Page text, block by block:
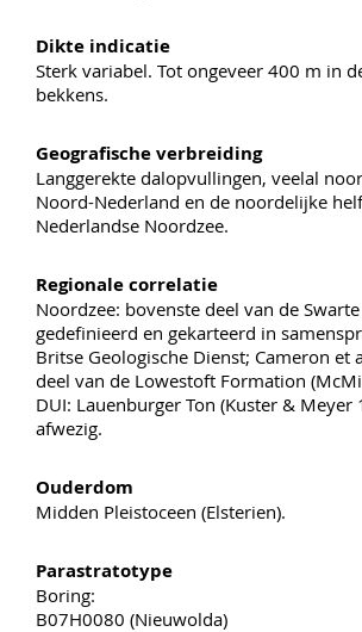
Dikte indicatie
Sterk variabel. Tot ongeveer 400 m in
bekkens.
Geografische verbreiding
Langgerekte dalopvullingen, veelal
Noord-Nederland en de noordelijke
Nederlandse Noordzee.
Regionale correlatie
Noordzee: bovenste deel van de
gedefinieerd en gekarteerd in
Britse Geologische Dienst; Cameron et
deel van de Lowestoft Formation
DUI: Lauenburger Ton (Kuster & Meyer
afwezig.
Ouderdom
Midden Pleistoceen (Elsterien).
Parastratotype
Boring:
B07H0080 (Nieuwolda)